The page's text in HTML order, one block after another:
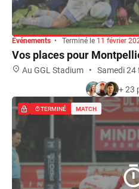
Événements • Terminé le 11 février
Vos places pour
Au GGL Stadium •
Samedi 24
+ 23
TERMINÉ MATCH